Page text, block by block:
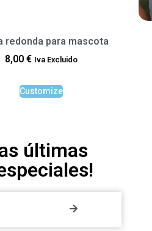
redonda para mascota
8,00€ Iva Excluido
Customize
últimas